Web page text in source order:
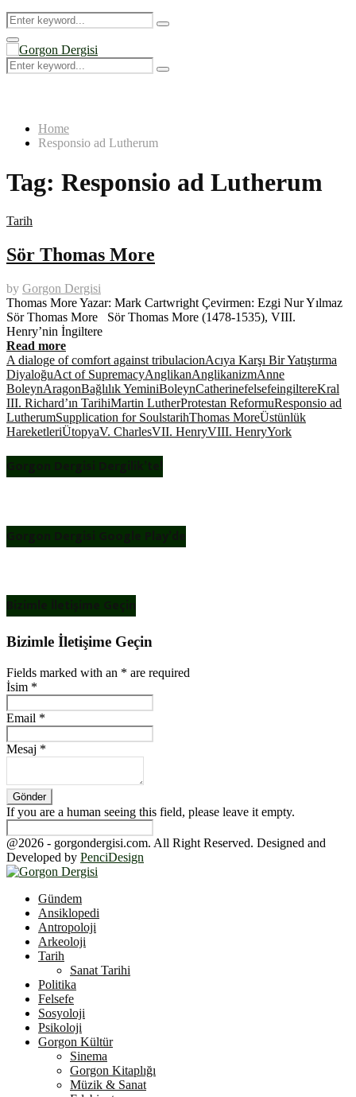
Search
for:
Search
Primary
Menu
Search
for:
Search
Home
Responsio ad Lutherum
Tag: Responsio ad Lutherum
Tarih
Sör Thomas More
by Gorgon Dergisi
Thomas More Yazar: Mark Cartwright Çevirmen: Ezgi Nur Yılmaz
Sör Thomas More Sör Thomas More (1478-1535), VIII.
Henry’nin İngiltere
Read more
A dialoge of comfort against tribulacionAcıya Karşı Bir Yatıştırma
DiyaloğuAct of SupremacyAnglikanAnglikanizmAnne
BoleynAragonBağlılık YeminiBoleynCatherinefelsefeingiltereKral
III. Richard’ın TarihiMartin LutherProtestan ReformuResponsio ad
LutherumSupplication for SoulstarihThomas MoreÜstünlük
HareketleriÜtopyaV. CharlesVII. HenryVIII. HenryYork
Gorgon Dergisi Dergilik’te!
Gorgon Dergisi Google Play’de
Bizimle İletişime Geçin
Bizimle İletişime Geçin
Fields marked with an * are required
İsim *
Email *
Mesaj *
If you are a human seeing this field, please leave it empty.
@2026 - gorgondergisi.com. All Right Reserved. Designed and
Developed by PenciDesign
Gündem
Ansiklopedi
Antropoloji
Arkeoloji
Tarih
Sanat Tarihi
Politika
Felsefe
Sosyoloji
Psikoloji
Gorgon Kültür
Sinema
Gorgon Kitaplığı
Müzik & Sanat